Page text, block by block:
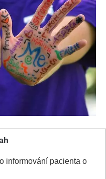
informování pacienta o